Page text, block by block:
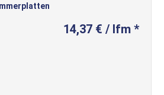
14,37 € / lfm *